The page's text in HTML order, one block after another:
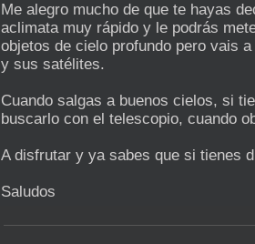
Me alegro mucho de que te hayas
aclimata muy rápido y le podrás
objetos de cielo profundo pero vais
y sus satélites.
Cuando salgas a buenos cielos, si
buscarlo con el telescopio, cuando
A disfrutar y ya sabes que si tienes
Saludos